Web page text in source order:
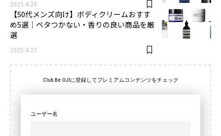
2025.4.28
【50代メンズ向け】ボディクリームおすす
め5選｜ベタつかない・香りの良い商品を厳
選
2025.4.23
Club Be OJIに登録してプレミアムコンテンツをチェック
ユーザー名